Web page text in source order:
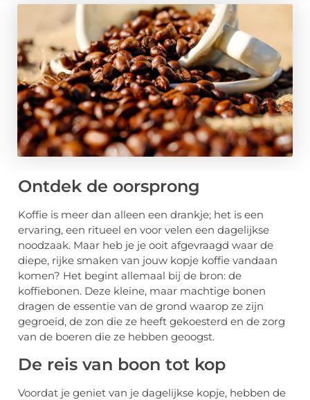
Ontdek de oorsprong
Koffie is meer dan alleen een drankje; het is een
ervaring, een ritueel en voor velen een dagelijkse
noodzaak. Maar heb je je ooit afgevraagd waar de
diepe, rijke smaken van jouw kopje koffie vandaan
komen? Het begint allemaal bij de bron: de
koffiebonen. Deze kleine, maar machtige bonen
dragen de essentie van de grond waarop ze zijn
gegroeid, de zon die ze heeft gekoesterd en de zorg
van de boeren die ze hebben geoogst.
De reis van boon tot kop
Voordat je geniet van je dagelijkse kopje, hebben de